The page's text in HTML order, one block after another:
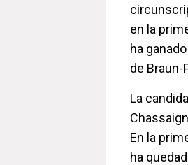
en la
ha
de Braun-
La
En la
ha